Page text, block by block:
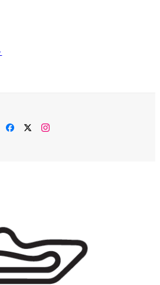
Facebook
TwitterInstagram